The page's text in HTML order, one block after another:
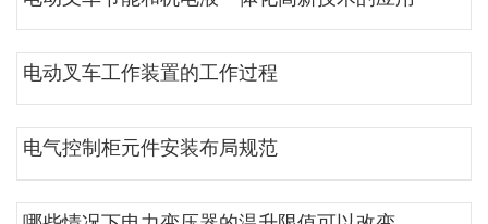
电动叉车工作装置的工作过程
电气控制柜元件安装布局规范